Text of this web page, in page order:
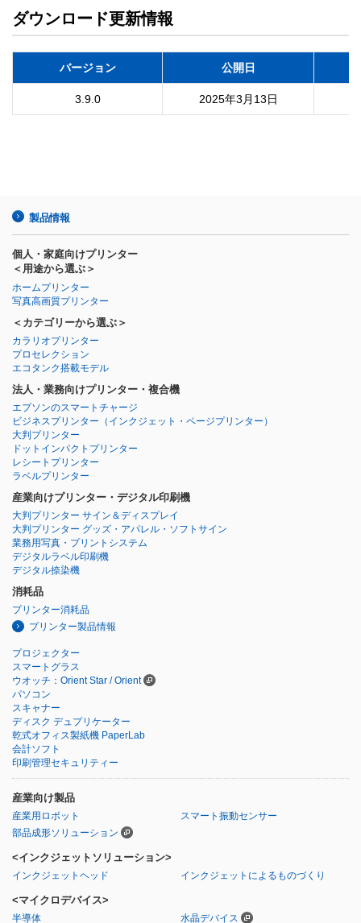
ダウンロード更新情報
バージョン 公開日
3.9.0 2025年3月13日
製品情報
個人・家庭向けプリンター
＜用途から選ぶ＞
ホームプリンター
写真高画質プリンター
＜カテゴリーから選ぶ＞
カラリオプリンター
プロセレクション
エコタンク搭載モデル
法人・業務向けプリンター・複合機
エプソンのスマートチャージ
ビジネスプリンター （インクジェット・ページプリンター）
大判プリンター
ドットインパクトプリンター
レシートプリンター
ラベルプリンター
産業向けプリンター・デジタル印刷機
大判プリンター サイン＆ディスプレイ
大判プリンター グッズ・アパレル・ソフトサイン
業務用写真・プリントシステム
デジタルラベル印刷機
デジタル捺染機
消耗品
プリンター消耗品
プリンター製品情報
プロジェクター
スマートグラス
ウオッチ：Orient Star / Orient
パソコン
スキャナー
ディスク デュプリケーター
乾式オフィス製紙機 PaperLab
会計ソフト
印刷管理セキュリティー
産業向け製品
産業用ロボット
スマート振動センサー
部品成形ソリューション
<インクジェットソリューション>
インクジェットヘッド インクジェットによるものづくり
<マイクロデバイス>
半導体 水晶デバイス